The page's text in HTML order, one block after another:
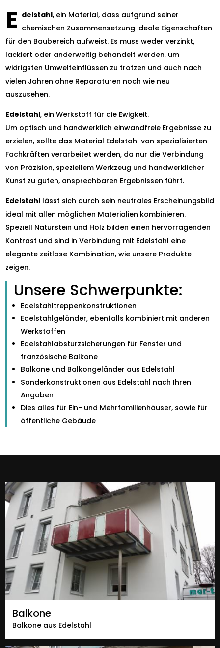
E delstahl, ein Material, dass aufgrund seiner
chemischen Zusammensetzung ideale Eigenschaften
für den Baubereich aufweist. Es muss weder verzinkt,
lackiert oder anderweitig behandelt werden, um
widrigsten Umwelteinflüssen zu trotzen und auch nach
vielen Jahren ohne Reparaturen noch wie neu
auszusehen.
Edelstahl, ein Werkstoff für die Ewigkeit.
Um optisch und handwerklich einwandfreie Ergebnisse zu
erzielen, sollte das Material Edelstahl von spezialisierten
Fachkräften verarbeitet werden, da nur die Verbindung
von Präzision, speziellem Werkzeug und handwerklicher
Kunst zu guten, ansprechbaren Ergebnissen führt.
Edelstahl lässt sich durch sein neutrales Erscheinungsbild
ideal mit allen möglichen Materialien kombinieren.
Speziell Naturstein und Holz bilden einen hervorragenden
Kontrast und sind in Verbindung mit Edelstahl eine
elegante zeitlose Kombination, wie unsere Produkte
zeigen.
Unsere Schwerpunkte:
Edelstahltreppenkonstruktionen
Edelstahlgeländer, ebenfalls kombiniert mit anderen
Werkstoffen
Edelstahlabsturzsicherungen für Fenster und
französische Balkone
Balkone und Balkongeländer aus Edelstahl
Sonderkonstruktionen aus Edelstahl nach Ihren
Angaben
Dies alles für Ein- und Mehrfamilienhäuser, sowie für
öffentliche Gebäude
Balkone
Balkone aus Edelstahl